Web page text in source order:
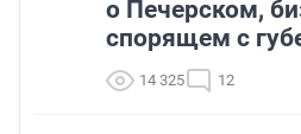
о Печерском,
спорящем с
14 325 12